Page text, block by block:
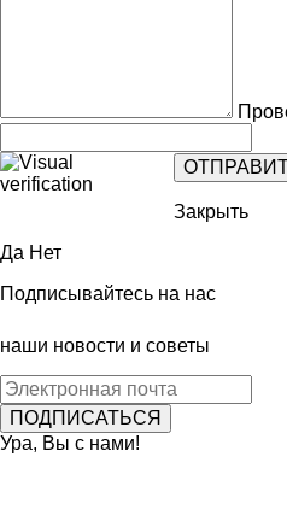
Закрыть
Да Нет
Подписывайтесь на нас
наши новости и советы
Ура, Вы с нами!